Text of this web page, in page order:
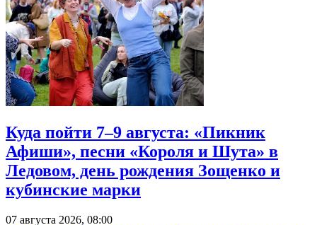
Куда пойти 7–9 августа: «Пикник
Афиши», песни «Короля и Шута» в
Ледовом, день рождения Зощенко и
кубинские марки
07 августа 2026, 08:00